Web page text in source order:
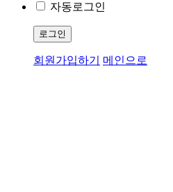
자동로그인
로그인
회원가입하기 메인으로